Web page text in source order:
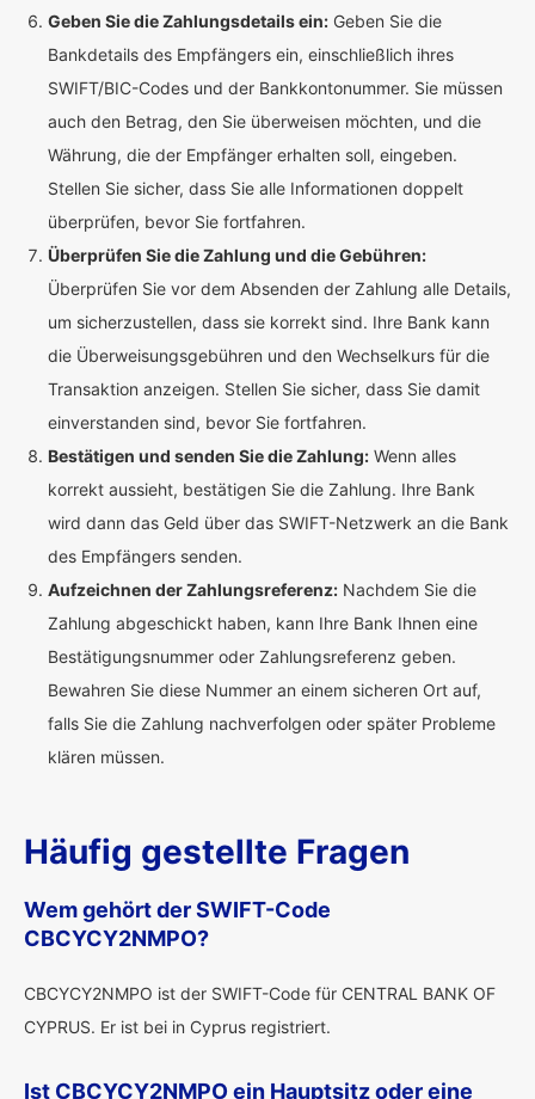
Geben Sie die Zahlungsdetails ein: Geben Sie die
Bankdetails des Empfängers ein, einschließlich ihres
SWIFT/BIC-Codes und der Bankkontonummer. Sie müssen
auch den Betrag, den Sie überweisen möchten, und die
Währung, die der Empfänger erhalten soll, eingeben.
Stellen Sie sicher, dass Sie alle Informationen doppelt
überprüfen, bevor Sie fortfahren.
Überprüfen Sie die Zahlung und die Gebühren:
Überprüfen Sie vor dem Absenden der Zahlung alle Details,
um sicherzustellen, dass sie korrekt sind. Ihre Bank kann
die Überweisungsgebühren und den Wechselkurs für die
Transaktion anzeigen. Stellen Sie sicher, dass Sie damit
einverstanden sind, bevor Sie fortfahren.
Bestätigen und senden Sie die Zahlung: Wenn alles
korrekt aussieht, bestätigen Sie die Zahlung. Ihre Bank
wird dann das Geld über das SWIFT-Netzwerk an die Bank
des Empfängers senden.
Aufzeichnen der Zahlungsreferenz: Nachdem Sie die
Zahlung abgeschickt haben, kann Ihre Bank Ihnen eine
Bestätigungsnummer oder Zahlungsreferenz geben.
Bewahren Sie diese Nummer an einem sicheren Ort auf,
falls Sie die Zahlung nachverfolgen oder später Probleme
klären müssen.
Häufig gestellte Fragen
Wem gehört der SWIFT-Code
CBCYCY2NMPO?
CBCYCY2NMPO ist der SWIFT-Code für CENTRAL BANK OF
CYPRUS. Er ist bei in Cyprus registriert.
Ist CBCYCY2NMPO ein Hauptsitz oder eine